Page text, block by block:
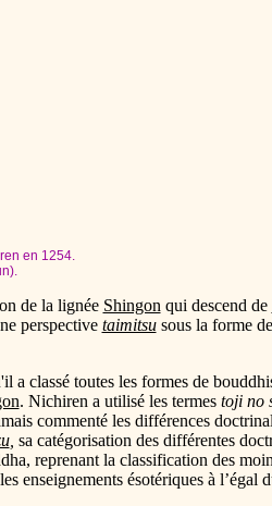
en 1254.
de la lignée Shingon qui descend de
perspective taimitsusous la forme de
a classé toutes les formes de
. Nichiren a utilisé les termes toji no
commenté les différences
, sa catégorisation des différentes
reprenant la classification des
enseignements ésotériques à l’égal